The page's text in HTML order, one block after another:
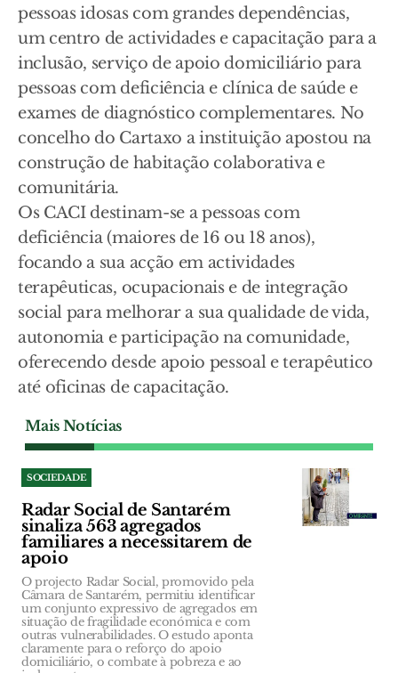
pessoas idosas com grandes dependências,
um centro de actividades e capacitação para a
inclusão, serviço de apoio domiciliário para
pessoas com deficiência e clínica de saúde e
exames de diagnóstico complementares. No
concelho do Cartaxo a instituição apostou na
construção de habitação colaborativa e
comunitária.
Os CACI destinam-se a pessoas com
deficiência (maiores de 16 ou 18 anos),
focando a sua acção em actividades
terapêuticas, ocupacionais e de integração
social para melhorar a sua qualidade de vida,
autonomia e participação na comunidade,
oferecendo desde apoio pessoal e terapêutico
até oficinas de capacitação.
Mais Notícias
SOCIEDADE
Radar Social de Santarém
sinaliza 563 agregados
familiares a necessitarem de
apoio
O projecto Radar Social, promovido pela
Câmara de Santarém, permitiu identificar
um conjunto expressivo de agregados em
situação de fragilidade económica e com
outras vulnerabilidades. O estudo aponta
claramente para o reforço do apoio
domiciliário, o combate à pobreza e ao